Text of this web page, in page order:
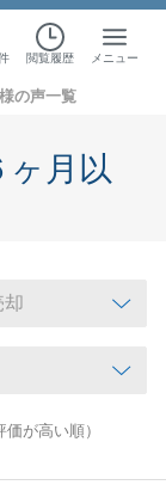
閲覧履歴 メニュー
の声一覧
ヶ月以
が高い順）